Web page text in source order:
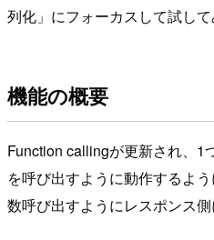
列化」にフォーカスして試して
機能の概要
Function callingが更新され、1
を呼び出すように動作するよ
数呼び出すようにレスポンス側